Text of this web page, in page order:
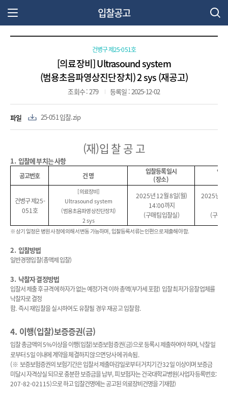
입찰공고
건병구 제25-051호
[의료장비] Ultrasound system
(범용초음파영상진단장치) 2 sys (재공고)
조회수 : 279 등록일 : 2025-12-02
파일 25-051 입찰.zip
(재)입 찰 공 고
1. 입찰에 부치는 사항
공고번호 건 명
입찰등록일시
(장소)
입
건병구 제25-
051 호
[의료장비]
Ultrasound system
(범용초음파영상진단장치)
2 sys
2025년12월8일(월)
14:00까지
(구매팀 입찰실)
2025년
(구매
※상기 일정은 병원 사정에 의해서 변동 가능하며,입찰등록서류는 인편으로 제출해야 함.
2. 입찰방법
일반경쟁입찰(총액제 입찰)
3. 낙찰자 결정방법
입찰서 제출 후 규격에 하자가 없는 예정가격 이하 총액(부가세 포함) 입찰 최저가 응찰업체를
낙찰자로 결정
함. 즉시 재입찰을 실시하여도 유찰될 경우 재공고 입찰함.
4. 이행(입찰)보증증권(금)
입찰 총금액의5%이상을 이행(입찰)보증보험증권(금)으로 등록시 제출하여야 하며,낙찰일
로부터5일 이내에 계약을 체결하지 않으면 당사에 귀속됨.
(※ 보증보험증권의 보험기간은 입찰서 제출마감일로부터 거치기간32일 이상이며 보증금
미달시 자격상실 되므로 충분한 보증금을 납부,피보험자는 건국대학교병원(사업자등록번호:
207-82-02115)으로 하고 입찰건명에는 공고된 의료장비건명을 기재함)